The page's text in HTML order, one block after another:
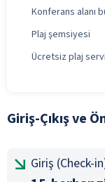
Konferans alanı
Plaj şemsiyesi
Ücretsiz plaj
Giriş-Çıkış ve
Giriş (Check-